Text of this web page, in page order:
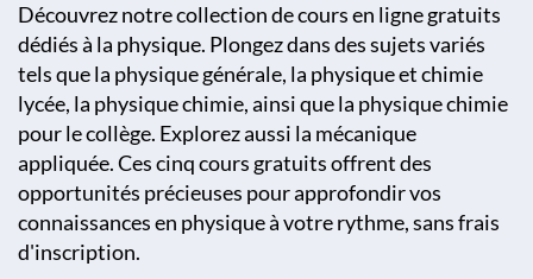
Découvrez notre collection de cours en ligne gratuits
dédiés à la physique. Plongez dans des sujets variés
tels que la physique générale, la physique et chimie
lycée, la physique chimie, ainsi que la physique chimie
pour le collège. Explorez aussi la mécanique
appliquée. Ces cinq cours gratuits offrent des
opportunités précieuses pour approfondir vos
connaissances en physique à votre rythme, sans frais
d'inscription.